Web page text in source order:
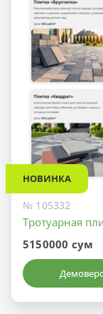
НОВИНКА
№ 105332
Тротуарная
5150000 сум